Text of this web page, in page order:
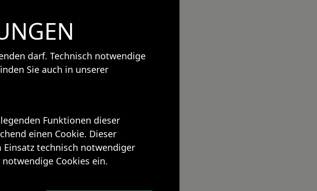
darf. Technisch notwendige
Sie auch in unserer
Funktionen dieser
einen Cookie. Dieser
technisch notwendiger
Cookies ein.